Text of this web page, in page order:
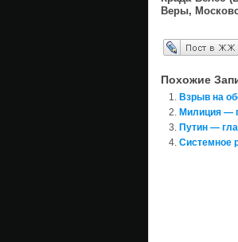
Веры,
Перепост в ЖЖ
Похожие
Взрыв на
Милиция —
Путин —
Системное